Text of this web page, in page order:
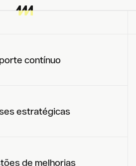
contínuo
estratégicas
de melhorias